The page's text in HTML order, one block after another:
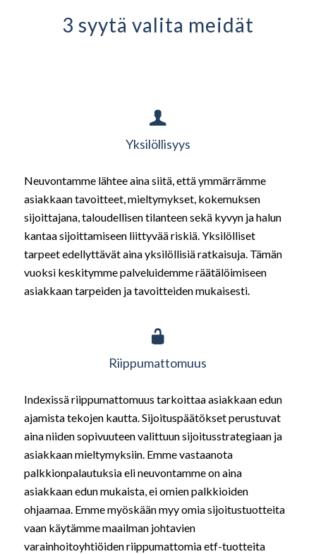
3 syytä valita meidät
Yksilöllisyys
Neuvontamme lähtee aina siitä, että ymmärrämme
asiakkaan tavoitteet, mieltymykset, kokemuksen
sijoittajana, taloudellisen tilanteen sekä kyvyn ja halun
kantaa sijoittamiseen liittyvää riskiä. Yksilölliset
tarpeet edellyttävät aina yksilöllisiä ratkaisuja. Tämän
vuoksi keskitymme palveluidemme räätälöimiseen
asiakkaan tarpeiden ja tavoitteiden mukaisesti.
Riippumattomuus
Indexissä riippumattomuus tarkoittaa asiakkaan edun
ajamista tekojen kautta. Sijoituspäätökset perustuvat
aina niiden sopivuuteen valittuun sijoitusstrategiaan ja
asiakkaan mieltymyksiin. Emme vastaanota
palkkionpalautuksia eli neuvontamme on aina
asiakkaan edun mukaista, ei omien palkkioiden
ohjaamaa. Emme myöskään myy omia sijoitustuotteita
vaan käytämme maailman johtavien
varainhoitoyhtiöiden riippumattomia etf-tuotteita